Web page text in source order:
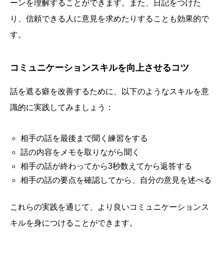
ーンを理解することができます。また、日記をつけた
り、信頼できる人に意見を求めたりすることも効果的で
す。
コミュニケーションスキルを向上させるコツ
話を遮る癖を改善するために、以下のようなスキルを意
識的に実践してみましょう：
相手の話を最後まで聞く練習をする
話の内容をメモを取りながら聞く
相手の話が終わってから3秒数えてから返答する
相手の話の要点を確認してから、自分の意見を述べる
これらの実践を通じて、より良いコミュニケーションス
キルを身につけることができます。